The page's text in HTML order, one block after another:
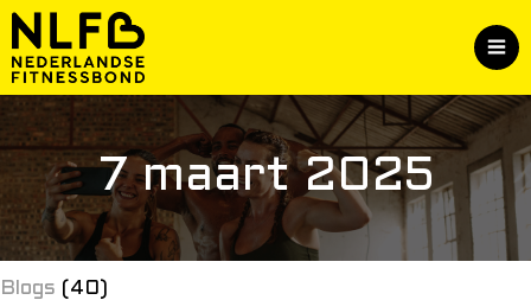
7 maart 2025
Blogs (40)